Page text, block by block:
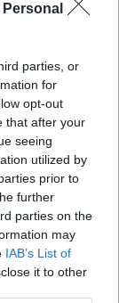
parties, or
for
opt-out
that after your
seeing
utilized by
prior to
further
parties on the
may
IAB’s List of
it to other
Πάνω
από